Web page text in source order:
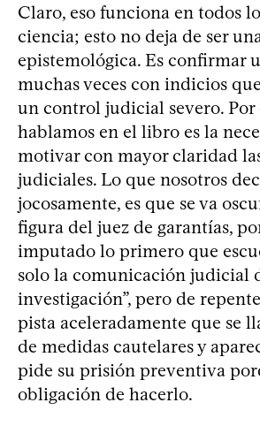
Claro, eso funciona en todos
ciencia; esto no deja de ser
epistemológica. Es confirmar
muchas veces con indicios
un control judicial severo. Por
hablamos en el libro es la
motivar con mayor claridad
judiciales. Lo que nosotros
jocosamente, es que se va
figura del juez de garantías,
imputado lo primero que
solo la comunicación judicial
investigación”, pero de
pista aceleradamente que se
de medidas cautelares y
pide su prisión preventiva
obligación de hacerlo.